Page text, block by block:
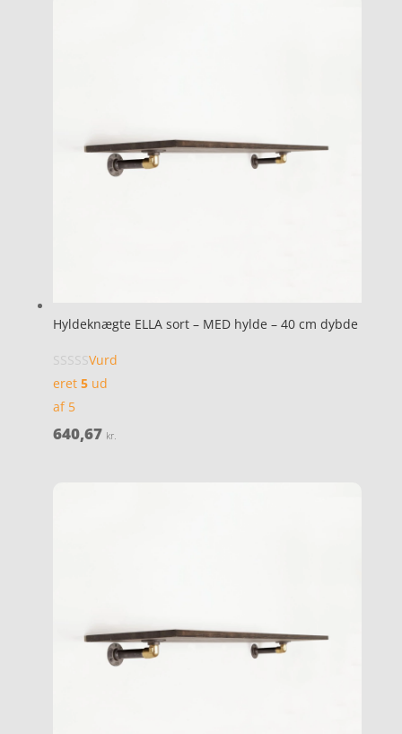
Hyldeknægte ELLA sort – MED hylde – 40 cm dybde
Vurd
eret 5ud
af 5
640,67 kr.